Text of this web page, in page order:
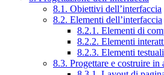
8.1. Obiettivi dell’interfaccia
8.2. Elementi dell’interfaccia
8.2.1. Elementi di
8.2.2. Elementi
8.2.3. Elementi
8.3. Progettare e costruire in